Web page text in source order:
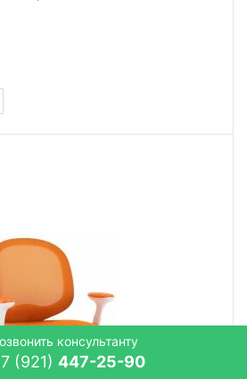
консультанту
(921) 447-25-90